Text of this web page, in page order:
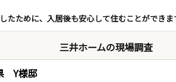
ために、入居後も安心して住むことができ
三井ホームの現場調査
Y様邸